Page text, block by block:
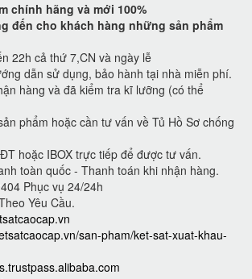
chính hãng và mới 100%
đến cho khách hàng những sản phẩm
22h cả thứ 7,CN và ngày lễ
dẫn sử dụng, bảo hành tại nhà miễn phí.
hàng và đã kiểm tra kĩ lưỡng (có thể
phẩm hoặc cần tư vấn về Tủ Hồ Sơ chống
hoặc IBOX trực tiếp để được tư vấn.
toàn quốc - Thanh toán khi nhận hàng.
Phục vụ 24/24h
Yêu Cầu.
san-pham/ket-sat-xuat-khau-